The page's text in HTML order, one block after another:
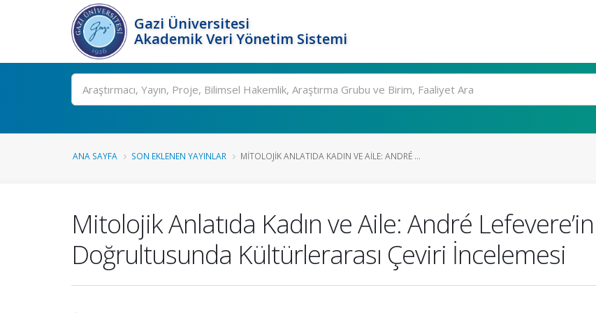
Gazi Üniversitesi
Akademik Veri Yönetim Sistemi
Ara
ANA SAYFA SON EKLENEN YAYINLAR MITOLOJIK ANLATIDA KADIN VE AILE: ANDRÉ ...
Mitolojik Anlatıda Kadın ve Aile: André
Doğrultusunda Kültürlerarası Çeviri İncelemesi